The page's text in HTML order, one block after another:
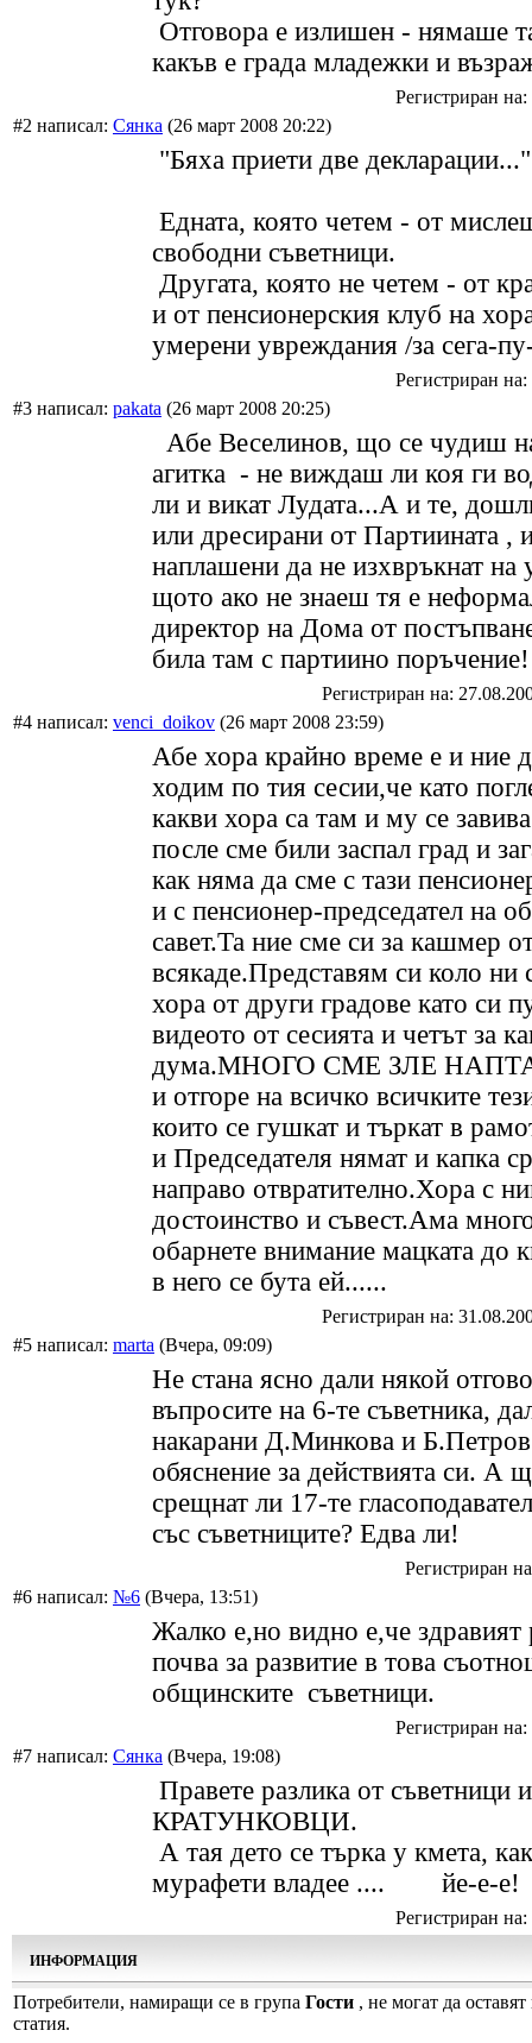
Отговора е излишен - нямаше
какъв е града младежки и
Регистриран
#2 написал: Сянка (26 март 2008 20:22)
"Бяха приети две декларации..."
Едната, която четем - от
свободни съветници.
Другата, която не четем - от
и от пенсионерския клуб на
умерени увреждания /за сега-
Регистриран
#3 написал: pakata (26 март 2008 20:25)
Абе Веселинов, що се чудиш
агитка - не виждаш ли коя ги
ли и викат Лудата...А и те,
или дресирани от Партиината ,
наплашени да не изхвръкнат на
щото ако не знаеш тя е
директор на Дома от
била там с партиино
Регистриран на:
#4 написал: venci_doikov (26 март 2008 23:59)
Абе хора крайно време е и ние
ходим по тия сесии,че като
какви хора са там и му се
после сме били заспал град и
как няма да сме с тази
и с пенсионер-председател на
савет.Та ние сме си за кашмер
всякаде.Представям си коло ни
хора от други градове като си
видеото от сесията и четът за
дума.МНОГО СМЕ ЗЛЕ
и отгоре на всичко всичките
които се гушкат и търкат в
и Председателя нямат и капка
направо отвратително.Хора с
достоинство и съвест.Ама
обарнете внимание мацката до
в него се бута ей......
Регистриран на:
#5 написал: marta (Вчера, 09:09)
Не стана ясно дали някой
въпросите на 6-те съветника,
накарани Д.Минкова и Б.Петров
обяснение за действията си. А
срещнат ли 17-те
със съветниците? Едва ли!
Регистриран
#6 написал: №6 (Вчера, 13:51)
Жалко е,но видно е,че здравият
почва за развитие в това
общинските съветници.
Регистриран
#7 написал: Сянка (Вчера, 19:08)
Правете разлика от съветници и
КРАТУНКОВЦИ.
А тая дето се търка у кмета,
мурафети владее ....
йе-е-е!
Регистриран
ИНФОРМАЦИЯ
Потребители, намиращи се в група Гости , не могат да
статия.